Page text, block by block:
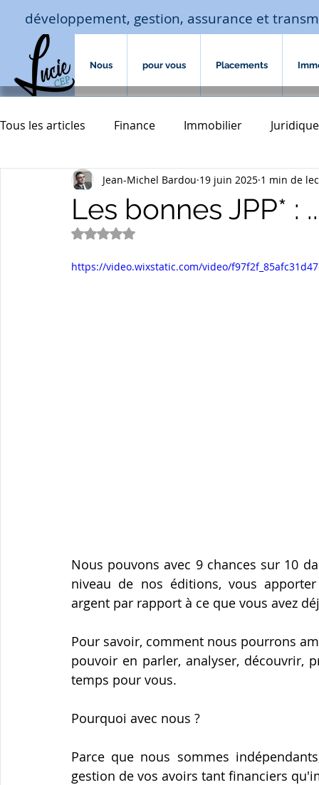
développement, gestion, assurance et
Nous pour vous Placements
Tous les articles Finance Immobilier Juridique
Macro-économie-jouissance Assurances
assurances de biens
Les bonnes JPP* :
Jean-Michel Bardou 19 juin 2025 1 min de
Noté NaN étoiles sur 5.
https://video.wixstatic.com/video/
Nous pouvons avec 9 chances sur 10
niveau de nos éditions, vous
argent par rapport à ce que vous avez
Pour savoir, comment nous pourrons
pouvoir en parler, analyser, découvrir,
temps pour vous.
Pourquoi avec nous ?
Parce que nous sommes
gestion de vos avoirs tant financiers